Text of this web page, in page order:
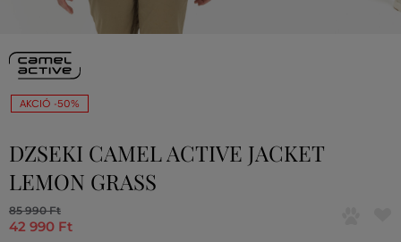
AKCIÓ -50%
DZSEKI CAMEL ACTIVE JACKET
LEMON GRASS
85 990 Ft
42 990 Ft